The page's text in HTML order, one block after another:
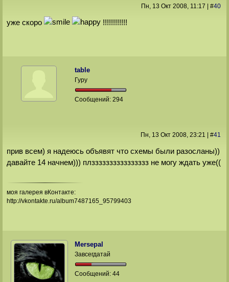
Пн, 13 Окт 2008, 11:17 #40
уже cкоро !!!!!!!!!!!!
table
Гуру
Сообщений:294
Пн, 13 Окт 2008, 23:21 #41
прив всем) я надеюсь объявят что схемы были разосланы))
давайте 14 начнем))) плзззззззззззззззз не могу ждать уже((
моя галерея вКонтакте:
http://vkontakte.ru/album7487165_95799403
Mersepal
Завсегдатай
Сообщений:44